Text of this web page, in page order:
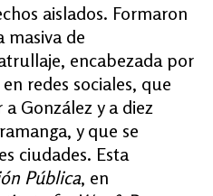
aislados. Formaron
masiva de
encabezada por
redes sociales, que
González y a diez
y que se
ciudades. Esta
Pública, en